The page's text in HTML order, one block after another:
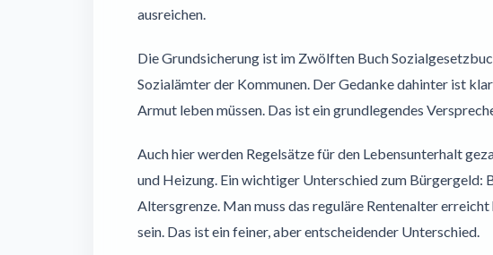
ausreichen.
Die Grundsicherung ist im Zwölften Buch
Sozialämter der Kommunen. Der Gedanke dahinter ist
Armut leben müssen. Das ist ein grundlegendes
Auch hier werden Regelsätze für den Lebensunterhalt
und Heizung. Ein wichtiger Unterschied zum Bürgergeld:
Altersgrenze. Man muss das reguläre Rentenalter
sein. Das ist ein feiner, aber entscheidender Unterschied.